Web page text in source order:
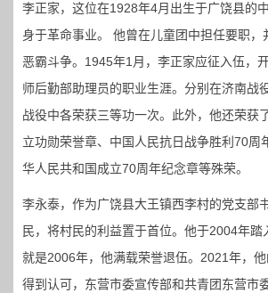
李正家，这位在1928年4月出生于广饶县的
身于革命事业。 他曾在儿童团中担任要职，
恶霸斗争。1945年1月，李正家应征入伍，
师后勤部助理员的职业生涯。分别在济南战
战役中各荣获三等功一次。此外，他还荣获
立功勋荣誉章、中国人民抗日战争胜利70周
华人民共和国成立70周年纪念章等殊荣。
李永泰，作为广饶县大王镇西李村的党支部
民，将村民的利益置于首位。他于2004年踏
就是2006年，他满载荣誉退伍。2021年，
得到认可，东营市委宣传部和共青团东营市